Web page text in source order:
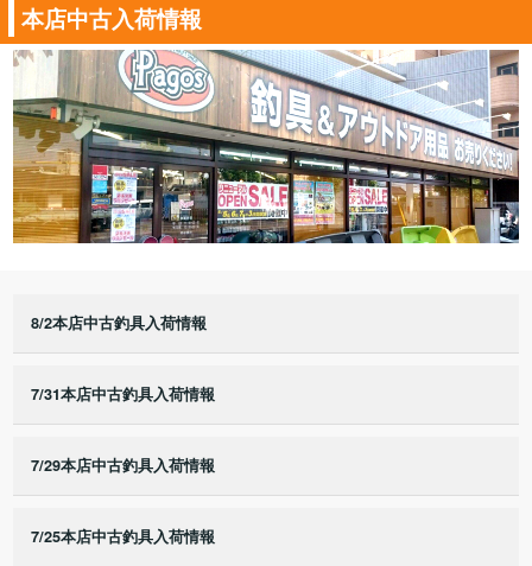
本店中古入荷情報
8/2本店中古釣具入荷情報
7/31本店中古釣具入荷情報
7/29本店中古釣具入荷情報
7/25本店中古釣具入荷情報